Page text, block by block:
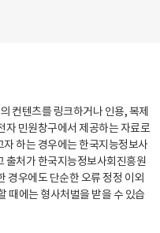
컨텐츠를 링크하거나 인용, 복제
자 민원창구에서 제공하는 자료로
하는 경우에는 한국지능정보사
출처가 한국지능정보사회진흥원
경우에도 단순한 오류 정정 이외
때에는 형사처벌을 받을 수 있습